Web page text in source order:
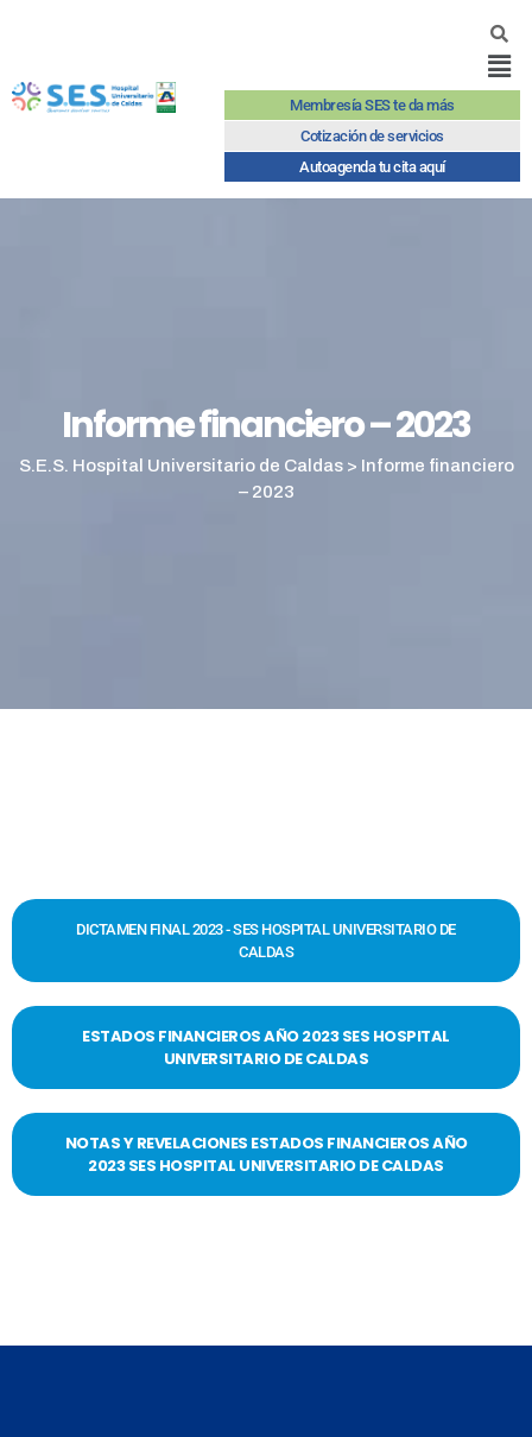
Membresía SES te da más
Cotización de servicios
Autoagenda tu cita aquí
Informe financiero – 2023
S.E.S. Hospital Universitario de Caldas> Informe financiero
– 2023
DICTAMEN FINAL 2023 - SES HOSPITAL UNIVERSITARIO DE
CALDAS
ESTADOS FINANCIEROS AÑO 2023 SES HOSPITAL
UNIVERSITARIO DE CALDAS
NOTAS Y REVELACIONES ESTADOS FINANCIEROS AÑO
2023 SES HOSPITAL UNIVERSITARIO DE CALDAS